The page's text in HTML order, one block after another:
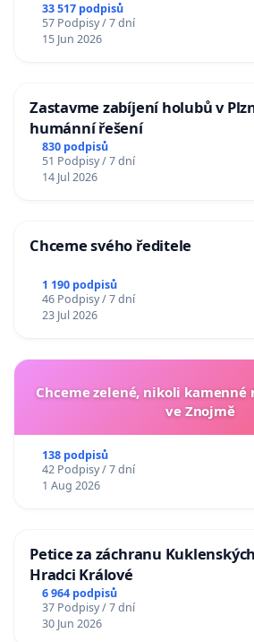
33 517 podpisů
57 Podpisy / 7 dní
15 Jun 2026
Zastavme zabíjení holubů v
humánní řešení
830 podpisů
51 Podpisy / 7 dní
14 Jul 2026
Chceme svého ředitele
1 190 podpisů
46 Podpisy / 7 dní
23 Jul 2026
Chceme zelené, nikoli kamenné
ve Znojmě
138 podpisů
42 Podpisy / 7 dní
1 Aug 2026
Petice za záchranu
Hradci Králové
6 964 podpisů
37 Podpisy / 7 dní
30 Jun 2026